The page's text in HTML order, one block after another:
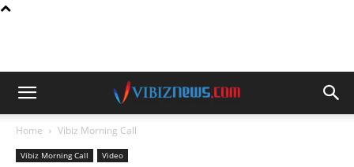
Home Vibiz Morning Call
Vibiz Morning Call Video